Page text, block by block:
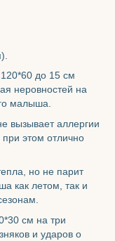
до 15 см
неровностей на
малыша.
вызывает аллергии
этом отлично
но не парит
как летом, так и
см на три
и ударов о